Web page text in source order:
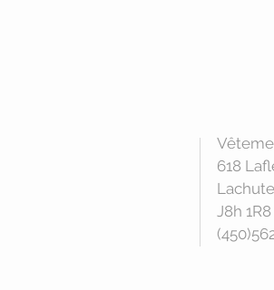
618
J8h 1R8